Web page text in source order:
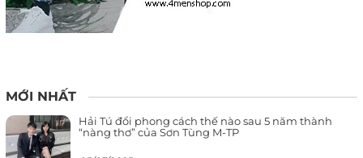
MỚI NHẤT
Hải Tú đổi phong cách thế nào sau 5 năm thành
“nàng thơ” của Sơn Tùng M-TP